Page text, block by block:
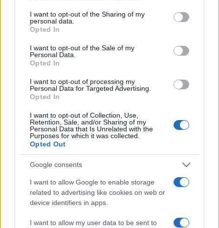
not limited to your visit or usage behaviour. You may click to
grant or deny consent to Google and its third-party tags to
use your data for below specified purposes in below Google
consent section.
I want to opt-out of the Sharing of my
personal data.
Opted In
I want to opt-out of the Sale of my
Personal Data.
Opted In
I want to opt-out of processing my
Personal Data for Targeted Advertising.
Opted In
I want to opt-out of Collection, Use,
Retention, Sale, and/or Sharing of my
Personal Data that Is Unrelated with the
Purposes for which it was collected.
Opted Out
Google consents
I want to allow Google to enable storage
related to advertising like cookies on web or
device identifiers in apps.
I want to allow my user data to be sent to
Sigue leyendo
CHEFS